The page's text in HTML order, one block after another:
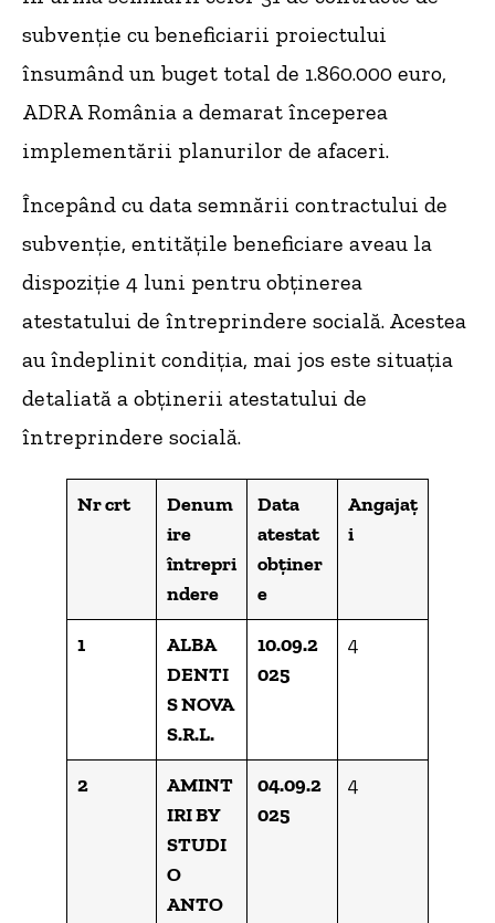
subvenție cu beneficiarii proiectului
însumând un buget total de 1.860.000 euro,
ADRA România a demarat începerea
implementării planurilor de afaceri.
Începând cu data semnării contractului de
subvenție, entitățile beneficiare aveau la
dispoziție 4 luni pentru obținerea
atestatului de întreprindere socială. Acestea
au îndeplinit condiția, mai jos este situația
detaliată a obținerii atestatului de
întreprindere socială.
Nr crt
Denum
ire
întrepri
ndere
Data
atestat
obținer
e
Angajaț
i
1
ALBA
DENTI
S NOVA
S.R.L.
10.09.2
025
4
2
AMINT
IRI BY
STUDI
O
ANTO
04.09.2
025
4